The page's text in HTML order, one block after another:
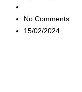
No Comments
15/02/2024